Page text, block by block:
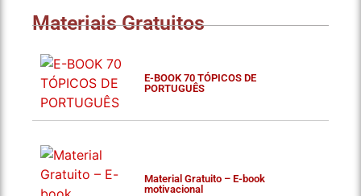
Materiais Gratuitos
E-BOOK 70 TÓPICOS DE
PORTUGUÊS
Material Gratuito – E-book
motivacional